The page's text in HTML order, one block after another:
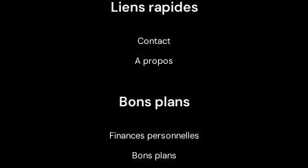
Liens rapides
Contact
A propos
Bons plans
Finances personnelles
Bons plans